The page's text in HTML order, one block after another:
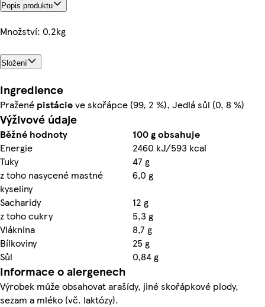
Popis produktu
Množství: 0.2kg
Složení
Ingredience
Pražené pistácieve skořápce (99, 2 %), Jedlá sůl (0, 8 %)
Výživové údaje
Běžné hodnoty
100 g obsahuje
Energie
2460 kJ/593 kcal
Tuky
47 g
z toho nasycené mastné
kyseliny
6,0 g
Sacharidy
12 g
z toho cukry
5,3 g
Vláknina
8,7 g
Bílkoviny
25 g
Sůl
0,84 g
Informace o alergenech
Výrobek může obsahovat arašídy, jiné skořápkové plody,
sezam a mléko (vč. laktózy).